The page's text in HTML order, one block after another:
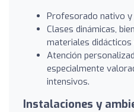
Profesorado nativo y
Clases dinámicas,
materiales didácticos
Atención
especialmente
intensivos.
Instalaciones y